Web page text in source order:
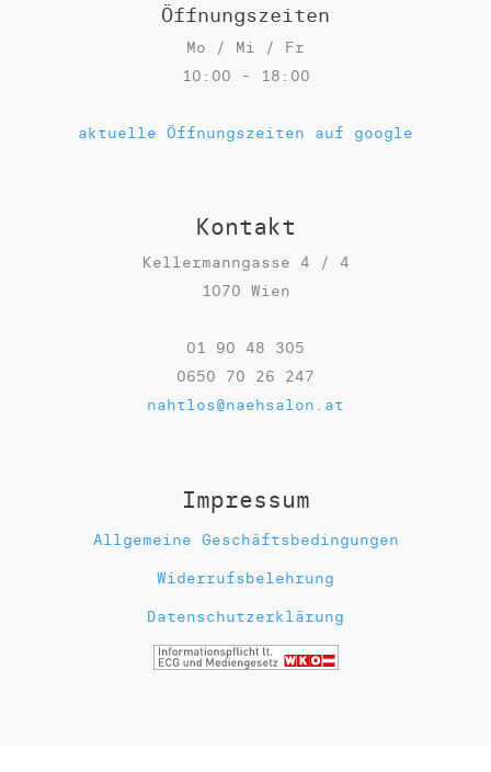
Öffnungszeiten
Mo / Mi / Fr
10:00 - 18:00
aktuelle Öffnungszeiten auf google
Kontakt
Kellermanngasse 4 / 4
1070 Wien
01 90 48 305
0650 70 26 247
nahtlos@naehsalon.at
Impressum
Allgemeine Geschäftsbedingungen
Widerrufsbelehrung
Datenschutzerklärung